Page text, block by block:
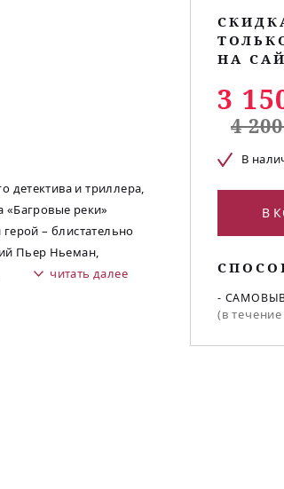
детектива и триллера,
«Багровые реки»
– блистательно
Пьер Ньеман,
читать далее
НА
3
4
В
В
-
(в